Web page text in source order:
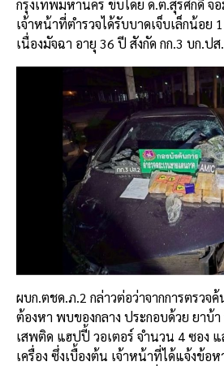
กรุงเทพมหานคร ขับโดย ด.ต.สุรศักดิ์ จ
เจ้าหน้าที่ตำรวจได้รับบาดเจ็บเล็กน้อย
เนื่องมัจฉา อายุ 36 ปี สังกัด กก.3 บก.ป
ผบก.ตชด.ภ.2 กล่าวต่อว่าจากการตรวจ
ต้องหา พบของกลาง ประกอบด้วย ยาบ้
เสพติด แฮปปี้ วอเตอร์ จำนวน 4 ซอง
เครื่อง ซึ่งเบื้องต้น เจ้าหน้าที่ได้แจ้งข้อ